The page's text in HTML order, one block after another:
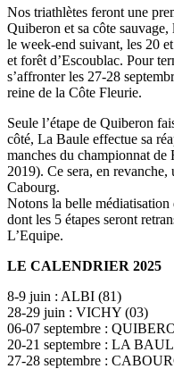
Nos triathlètes feront une
Quiberon et sa côte
le week-end suivant, les 20
et forêt d’Escoublac. Pour
s’affronter les 27-28
reine de la Côte Fleurie.
Seule l’étape de Quiberon
côté, La Baule effectue sa
manches du championnat de
2019). Ce sera, en
Cabourg.
Notons la belle
dont les 5 étapes seront
L’Equipe.
LE CALENDRIER 2025
8-9 juin : ALBI (81)
28-29 juin : VICHY (03)
06-07 septembre :
20-21 septembre : LA
27-28 septembre :